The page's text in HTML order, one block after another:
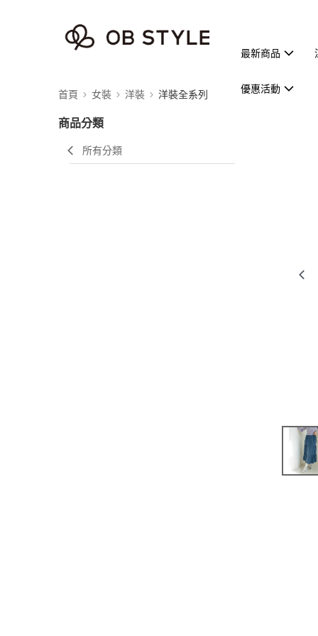
最新商品
優惠活動
首頁 女裝 洋裝 洋裝全系列
商品分類
所有分類